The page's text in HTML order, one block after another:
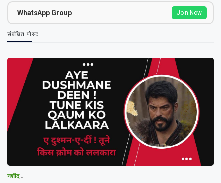
WhatsApp Group Join Now
संबंधित पोस्ट
नशीद